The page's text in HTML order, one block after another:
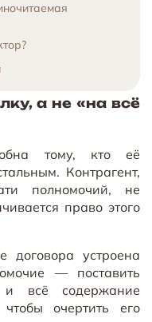
а не «на всё
тому, кто её
Контрагент,
полномочий, не
право этого
договора устроена
— поставить
всё содержание
очертить его